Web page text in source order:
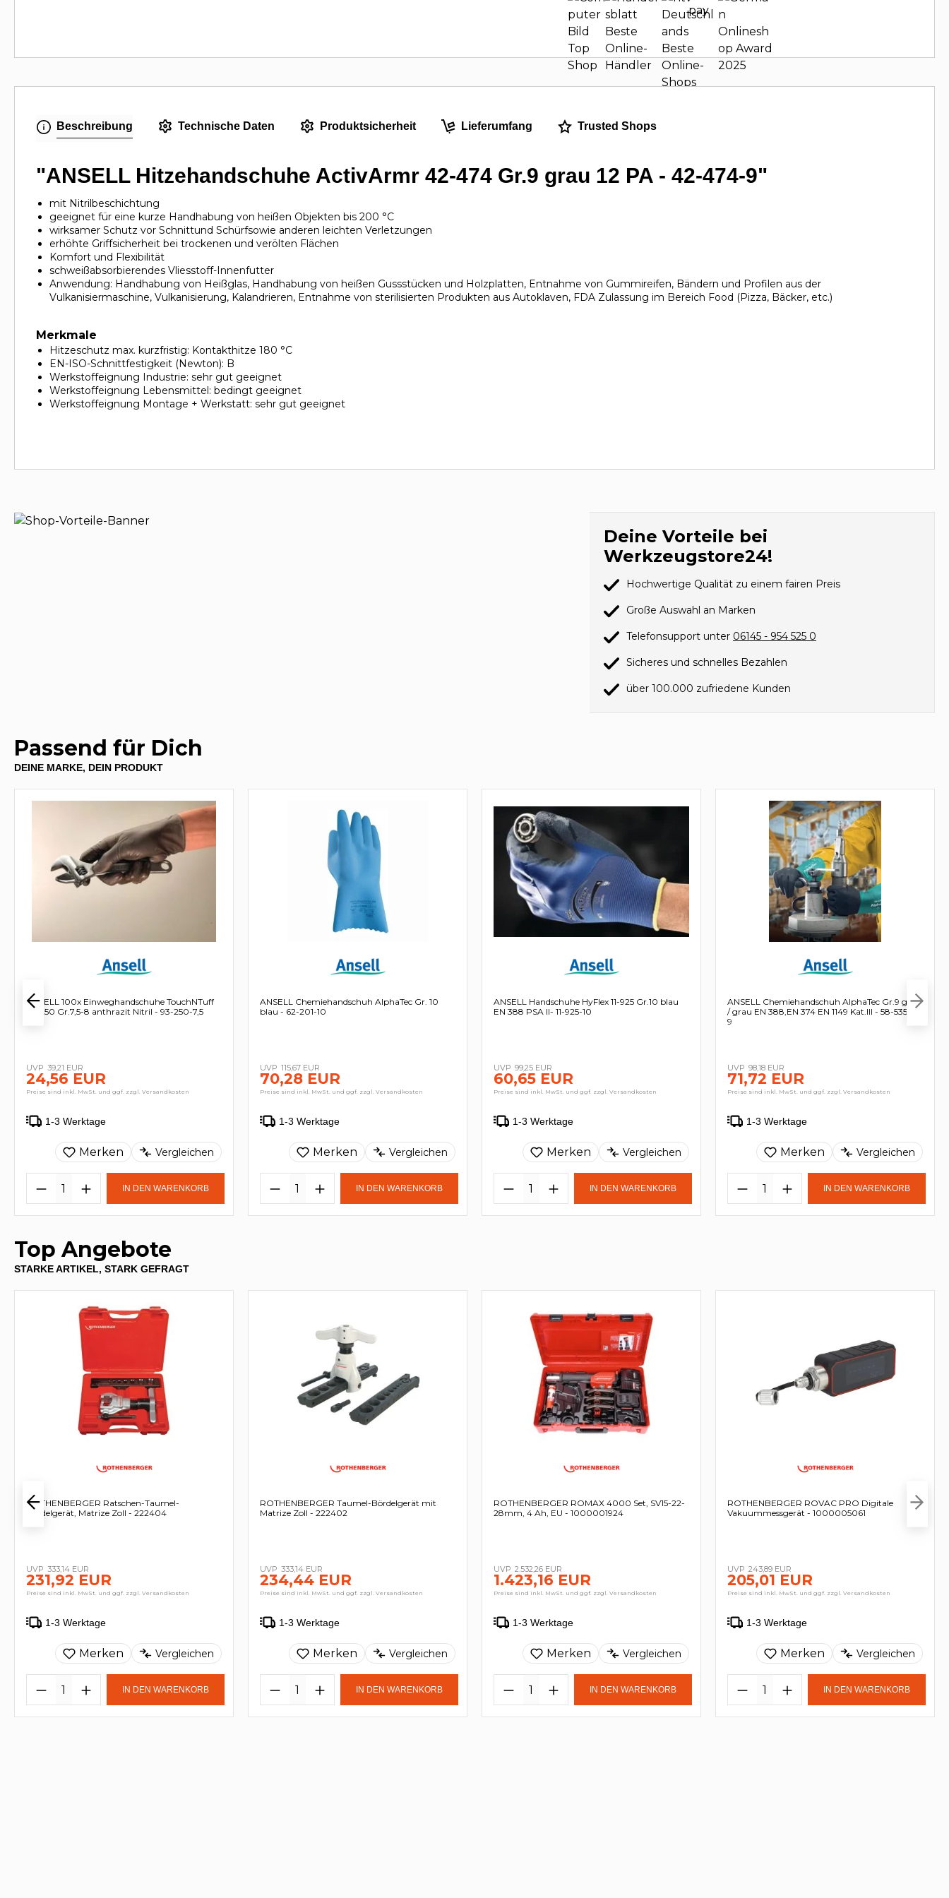
Beschreibung Technische Daten Produktsicherheit Lieferumfang Trusted Shops
"ANSELL Hitzehandschuhe ActivArmr 42-474 Gr.9 grau 12 PA - 42-474-9"
mit Nitrilbeschichtung
geeignet für eine kurze Handhabung von heißen Objekten bis 200 °C
wirksamer Schutz vor Schnittund Schürfsowie anderen leichten Verletzungen
erhöhte Griffsicherheit bei trockenen und verölten Flächen
Komfort und Flexibilität
schweißabsorbierendes Vliesstoff-Innenfutter
Anwendung: Handhabung von Heißglas, Handhabung von heißen Gussstücken und Holzplatten, Entnahme von Gummireifen, Bändern und Profilen aus der
Vulkanisiermaschine, Vulkanisierung, Kalandrieren, Entnahme von sterilisierten Produkten aus Autoklaven, FDA Zulassung im Bereich Food (Pizza, Bäcker, etc.)
Merkmale
Hitzeschutz max. kurzfristig: Kontakthitze 180 °C
EN-ISO-Schnittfestigkeit (Newton): B
Werkstoffeignung Industrie: sehr gut geeignet
Werkstoffeignung Lebensmittel: bedingt geeignet
Werkstoffeignung Montage + Werkstatt: sehr gut geeignet
Deine Vorteile bei
Werkzeugstore24!
Hochwertige Qualität zu einem fairen Preis
Große Auswahl an Marken
Telefonsupport unter 06145 - 954 525 0
Sicheres und schnelles Bezahlen
über 100.000 zufriedene Kunden
Passend für Dich
DEINE MARKE, DEIN PRODUKT
ANSELL 100x Einweghandschuhe TouchNTuff
93-250 Gr.7,5-8 anthrazit Nitril - 93-250-7,5
39,21 EUR
24,56 EUR
Preise sind inkl. MwSt. und ggf. zzgl. Versandkosten
1-3 Werktage
Merken Vergleichen
IN DEN WARENKORB
ANSELL Chemiehandschuh AlphaTec Gr. 10
blau - 62-201-10
115,67 EUR
70,28 EUR
Preise sind inkl. MwSt. und ggf. zzgl. Versandkosten
1-3 Werktage
Merken Vergleichen
IN DEN WARENKORB
ANSELL Handschuhe HyFlex 11-925 Gr.10 blau
EN 388 PSA II- 11-925-10
99,25 EUR
60,65 EUR
Preise sind inkl. MwSt. und ggf. zzgl. Versandkosten
1-3 Werktage
Merken Vergleichen
IN DEN WARENKORB
ANSELL Chemiehandschuh AlphaTec Gr.9 grün
/ grau EN 388,EN 374 EN 1149 Kat.III - 58-535W-
9
98,18 EUR
71,72 EUR
Preise sind inkl. MwSt. und ggf. zzgl. Versandkosten
1-3 Werktage
Merken Vergleichen
IN DEN WARENKORB
Top Angebote
STARKE ARTIKEL, STARK GEFRAGT
ROTHENBERGER Ratschen-Taumel-
Bördelgerät, Matrize Zoll - 222404
333,14 EUR
231,92 EUR
Preise sind inkl. MwSt. und ggf. zzgl. Versandkosten
1-3 Werktage
Merken Vergleichen
IN DEN WARENKORB
ROTHENBERGER Taumel-Bördelgerät mit
Matrize Zoll - 222402
333,14 EUR
234,44 EUR
Preise sind inkl. MwSt. und ggf. zzgl. Versandkosten
1-3 Werktage
Merken Vergleichen
IN DEN WARENKORB
ROTHENBERGER ROMAX 4000 Set, SV15-22-
28mm, 4 Ah, EU - 1000001924
2.532,26 EUR
1.423,16 EUR
Preise sind inkl. MwSt. und ggf. zzgl. Versandkosten
1-3 Werktage
Merken Vergleichen
IN DEN WARENKORB
ROTHENBERGER ROVAC PRO Digitale
Vakuummessgerät - 1000005061
243,89 EUR
205,01 EUR
Preise sind inkl. MwSt. und ggf. zzgl. Versandkosten
1-3 Werktage
Merken Vergleichen
IN DEN WARENKORB